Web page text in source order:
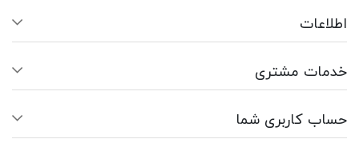
اطلاعات
خدمات مشتری
حساب کاربری شما